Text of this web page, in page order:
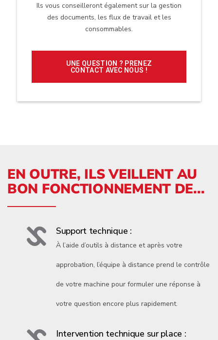
Ils vous conseilleront également sur la gestion
des documents, les flux de travail et les
consommables.
UNE QUESTION ? PRENEZ
CONTACT AVEC NOUS !
EN OUTRE, ILS VEILLENT AU
BON FONCTIONNEMENT DE...
Support technique :
À l’aide d’outils à distance et après votre
approbation, l’équipe à distance prend le contrôle
de votre machine pour formuler une réponse à
votre question encore plus rapidement.
Intervention technique sur place :